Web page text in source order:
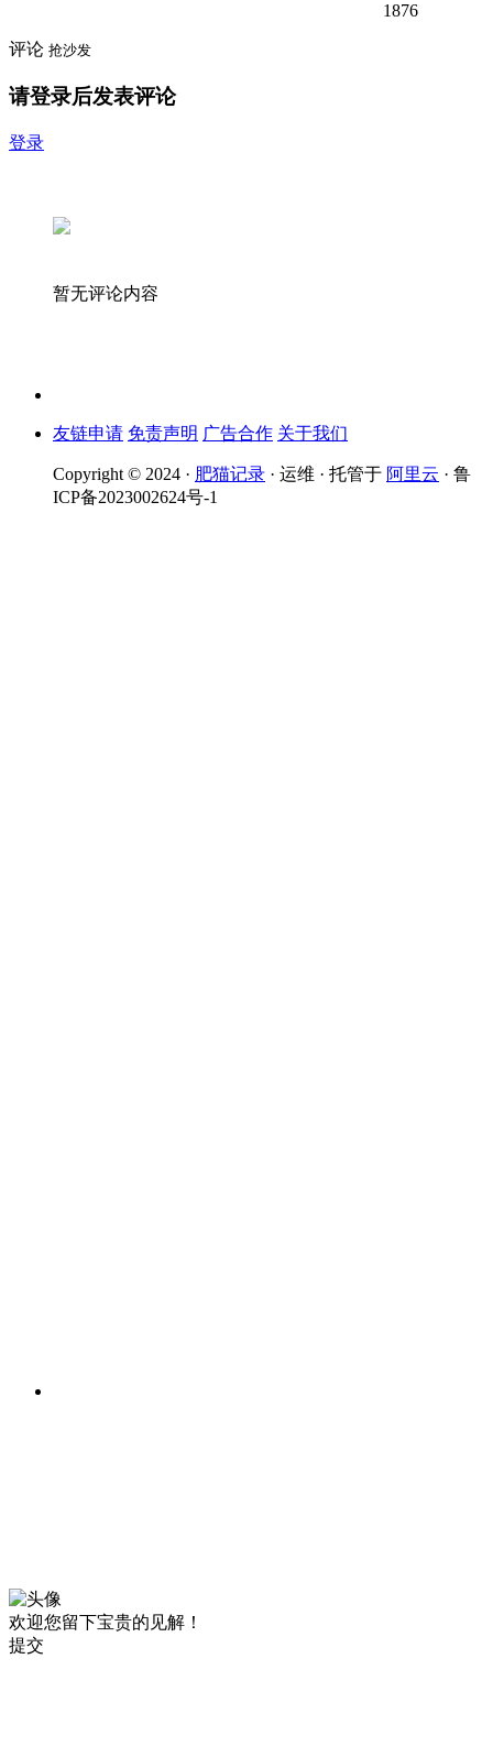
1876
评论 抢沙发
请登录后发表评论
登录
暂无评论内容
友链申请 免责声明 广告合作 关于我们
Copyright © 2024 · 肥猫记录 · 运维 · 托管于 阿里云 · 鲁
ICP备2023002624号-1
欢迎您留下宝贵的见解！
提交